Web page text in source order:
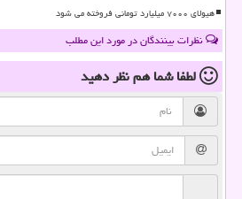
هیولای ۷۰۰۰ میلیارد تومانی فروخته می شود
نظرات بینندگان در مورد این مطلب
لطفا شما همنظر دهید